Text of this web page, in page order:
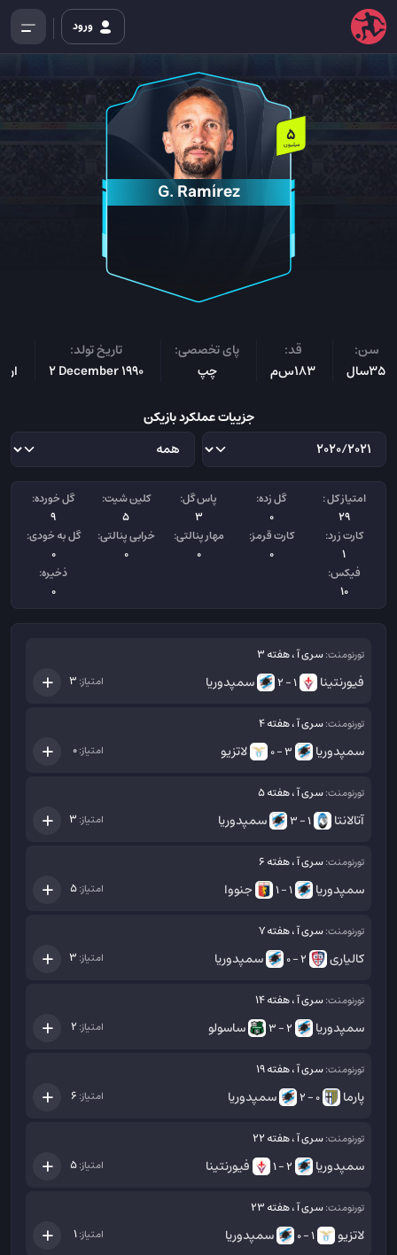
ورود
G. Ramírez
5
میلیون
سن:
35سال
قد:
183س‌م
پای تخصصی:
چپ
تاریخ تولد:
2 December 1990
جزییات عملکرد بازیکن
امتیاز کل :
29
گل زده:
0
پاس گل:
3
کلین شیت:
5
گل خورده:
9
کارت زرد:
1
کارت قرمز:
0
مهار پنالتی:
0
خرابی پنالتی:
0
گل به خودی:
0
فیکس:
10
ذخیره:
0
تورنومنت:سری آ ، هفته 3
فیورنتینا 1 - 2 سمپدوریا امتیاز: 3
تورنومنت:سری آ ، هفته 4
سمپدوریا 3 - 0 لاتزیو امتیاز:0
تورنومنت:سری آ ، هفته 5
آتالانتا 1 - 3 سمپدوریا امتیاز: 3
تورنومنت:سری آ ، هفته 6
سمپدوریا 1 - 1 جنووا امتیاز:5
تورنومنت:سری آ ، هفته 7
کالیاری 2 - 0 سمپدوریا امتیاز: 3
تورنومنت:سری آ ، هفته 14
سمپدوریا 2 - 3 ساسولو امتیاز: 2
تورنومنت:سری آ ، هفته 19
پارما 0 - 2 سمپدوریا امتیاز: 6
تورنومنت:سری آ ، هفته 22
سمپدوریا 2 - 1 فیورنتینا امتیاز:5
تورنومنت:سری آ ، هفته 23
لاتزیو 1 - 0 سمپدوریا امتیاز:1